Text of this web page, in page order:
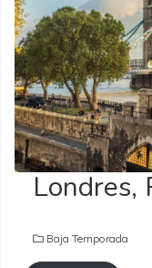
Londres,
Baja Temporada